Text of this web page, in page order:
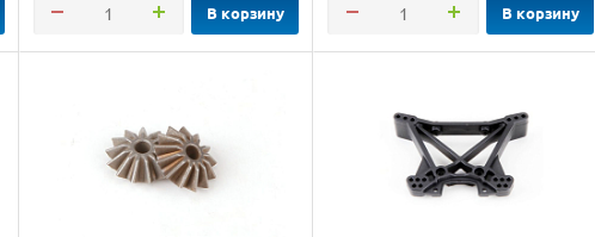
В корзину В корзину